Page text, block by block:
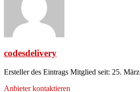
codesdelivery
Ersteller des Eintrags Mitglied seit: 25.
Anbieter kontaktieren